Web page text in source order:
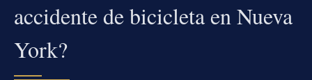
accidente de bicicleta en Nueva
York?